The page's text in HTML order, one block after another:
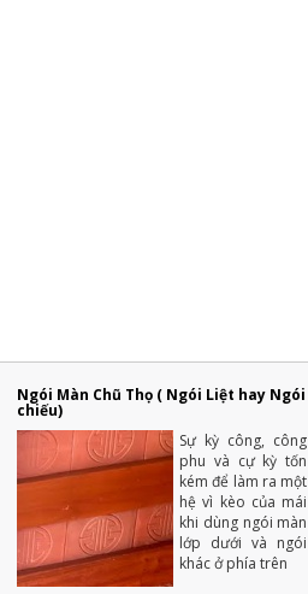
Ngói Màn Chũ Thọ ( Ngói Liệt hay Ngói
chiếu)
Sự kỳ công, công
phu và cự kỳ tốn
kém để làm ra một
hệ vì kèo của mái
khi dùng ngói màn
lớp dưới và ngói
khác ở phía trên